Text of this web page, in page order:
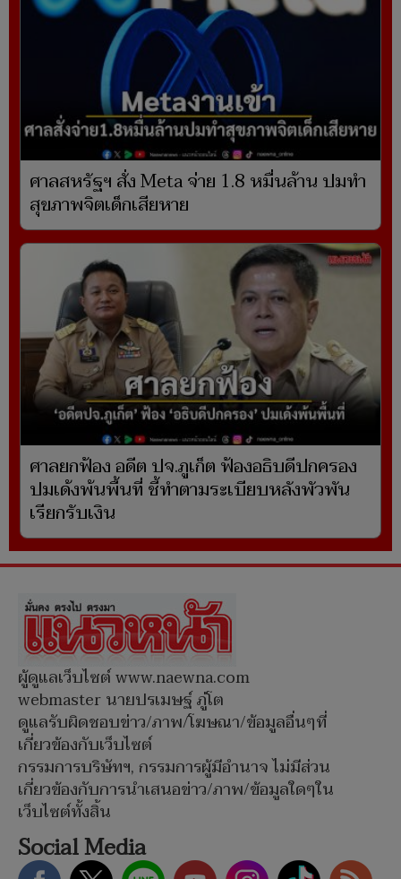
ศาลสหรัฐฯ สั่ง Meta จ่าย 1.8 หมื่นล้าน ปมทำ
สุขภาพจิตเด็กเสียหาย
ศาลยกฟ้อง อดีต ปจ.ภูเก็ต ฟ้องอธิบดีปกครอง
ปมเด้งพ้นพื้นที่ ชี้ทำตามระเบียบหลังพัวพัน
เรียกรับเงิน
ผู้ดูแลเว็บไซต์ www.naewna.com
webmaster นายปรเมษฐ์ ภู่โต
ดูแลรับผิดชอบข่าว/ภาพ/โฆษณา/ข้อมูลอื่นๆที่
เกี่ยวข้องกับเว็บไซต์
กรรมการบริษัทฯ, กรรมการผู้มีอำนาจ ไม่มีส่วน
เกี่ยวข้องกับการนำเสนอข่าว/ภาพ/ข้อมูลใดๆใน
เว็บไซต์ทั้งสิ้น
Social Media